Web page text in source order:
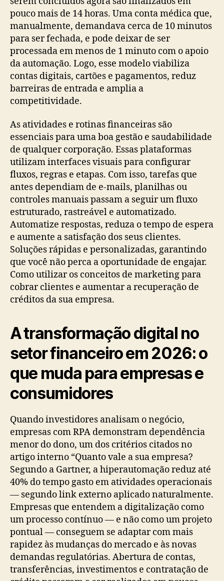
pouco mais de 14 horas. Uma conta médica que,
manualmente, demandava cerca de 10 minutos
para ser fechada, e pode deixar de ser
processada em menos de 1 minuto com o apoio
da automação. Logo, esse modelo viabiliza
contas digitais, cartões e pagamentos, reduz
barreiras de entrada e amplia a
competitividade.
As atividades e rotinas financeiras são
essenciais para uma boa gestão e saudabilidade
de qualquer corporação. Essas plataformas
utilizam interfaces visuais para configurar
fluxos, regras e etapas. Com isso, tarefas que
antes dependiam de e-mails, planilhas ou
controles manuais passam a seguir um fluxo
estruturado, rastreável e automatizado.
Automatize respostas, reduza o tempo de espera
e aumente a satisfação dos seus clientes.
Soluções rápidas e personalizadas, garantindo
que você não perca a oportunidade de engajar.
Como utilizar os conceitos de marketing para
cobrar clientes e aumentar a recuperação de
créditos da sua empresa.
A transformação digital no
setor financeiro em 2026: o
que muda para empresas e
consumidores
Quando investidores analisam o negócio,
empresas com RPA demonstram dependência
menor do dono, um dos critérios citados no
artigo interno “Quanto vale a sua empresa?
Segundo a Gartner, a hiperautomação reduz até
40% do tempo gasto em atividades operacionais
— segundo link externo aplicado naturalmente.
Empresas que entendem a digitalização como
um processo contínuo — e não como um projeto
pontual — conseguem se adaptar com mais
rapidez às mudanças do mercado e às novas
demandas regulatórias. Abertura de contas,
transferências, investimentos e contratação de